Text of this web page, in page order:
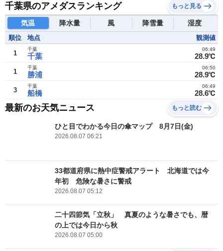
千葉県のアメダスランキング もっと見る
気温 降水量 風 降雪量 湿度
順位 地点 観測値
1 千葉
千葉
28.9℃
06:49
1 勝浦
千葉
28.9℃
06:50
3 船橋
千葉
28.6℃
06:49
最新のお天気ニュース もっと読む
ひと目でわかる今日の傘マップ 8月7日(金)
2026.08.07 06:21
33都道府県に熱中症警戒アラート 北海道では今
年初 危険な暑さに警戒
2026.08.07 05:12
二十四節気「立秋」 真夏のような暑さでも、暦
の上では今日から秋
2026.08.07 05:00